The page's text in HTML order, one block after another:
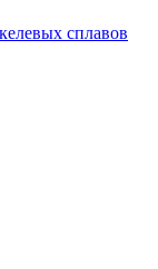
сплавов